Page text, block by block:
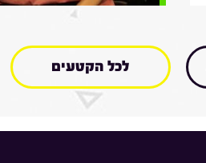
לכל הקטעים